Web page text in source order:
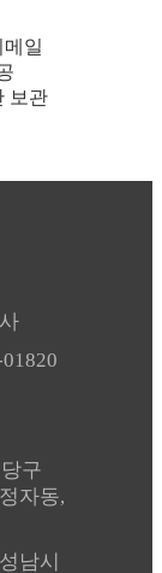
일
보관
구
자동,
남시